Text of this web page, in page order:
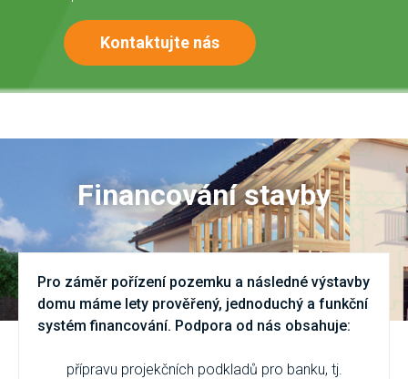
Kontaktujte nás
Financování stavby
Pro záměr pořízení pozemku a následné výstavby
domu máme lety prověřený, jednoduchý a funkční
systém financování. Podpora od nás obsahuje:
přípravu projekčních podkladů pro banku, tj.